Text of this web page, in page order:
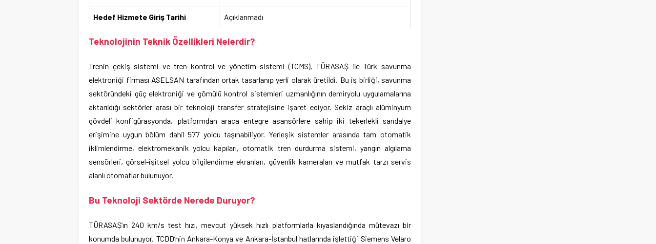
Hedef Hizmete Giriş Tarihi Açıklanmadı
Teknolojinin Teknik Özellikleri Nelerdir?
Trenin çekiş sistemi ve tren kontrol ve yönetim sistemi (TCMS), TÜRASAŞ ile Türk savunma
elektroniği firması ASELSAN tarafından ortak tasarlanıp yerli olarak üretildi. Bu iş birliği, savunma
sektöründeki güç elektroniği ve gömülü kontrol sistemleri uzmanlığının demiryolu uygulamalarına
aktarıldığı sektörler arası bir teknoloji transfer stratejisine işaret ediyor. Sekiz araçlı alüminyum
gövdeli konfigürasyonda, platformdan araca entegre asansörlere sahip iki tekerlekli sandalye
erişimine uygun bölüm dahil 577 yolcu taşınabiliyor. Yerleşik sistemler arasında tam otomatik
iklimlendirme, elektromekanik yolcu kapıları, otomatik tren durdurma sistemi, yangın algılama
sensörleri, görsel-işitsel yolcu bilgilendirme ekranları, güvenlik kameraları ve mutfak tarzı servis
alanlı otomatlar bulunuyor.
Bu Teknoloji Sektörde Nerede Duruyor?
TÜRASAŞ’ın 240 km/s test hızı, mevcut yüksek hızlı platformlarla kıyaslandığında mütevazı bir
konumda bulunuyor. TCDD’nin Ankara-Konya ve Ankara-İstanbul hatlarında işlettiği Siemens Velaro